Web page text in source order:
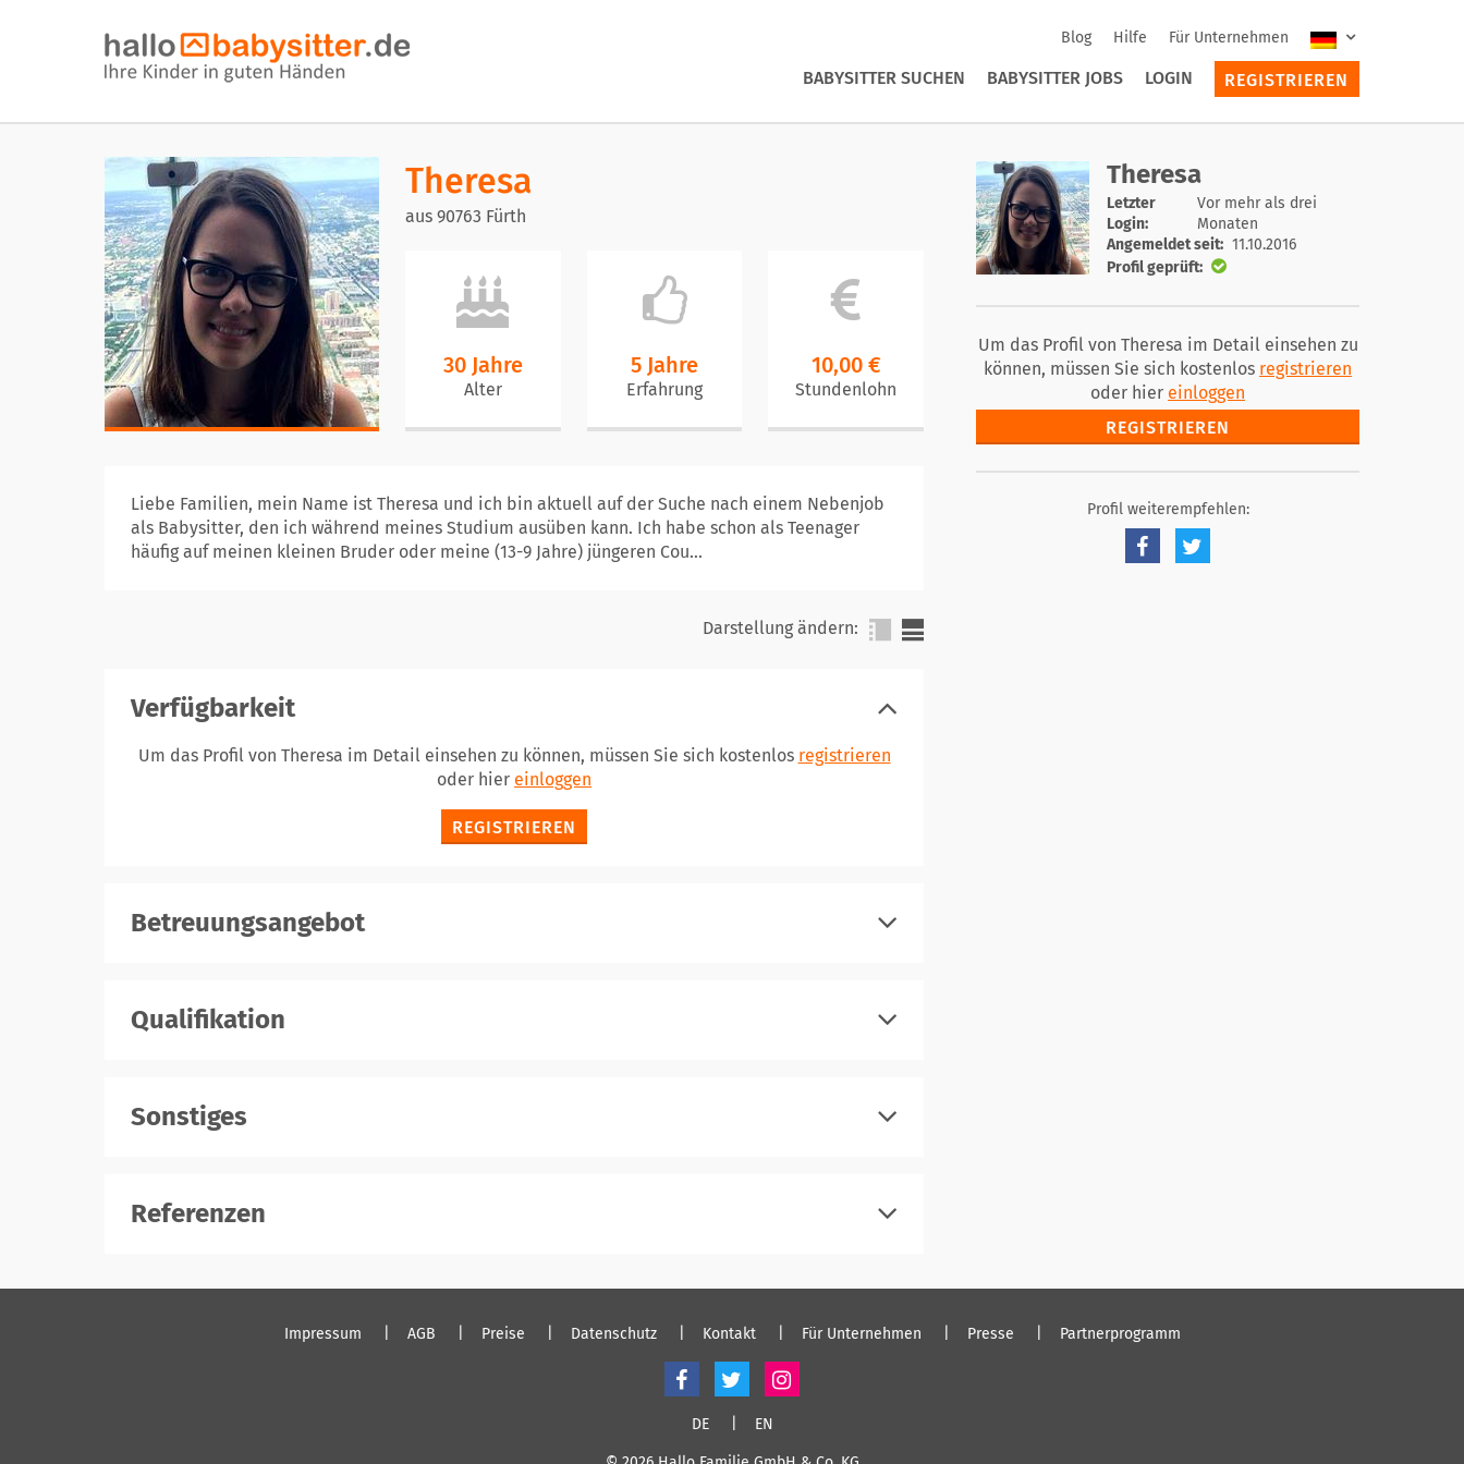
Blog Hilfe Für Unternehmen
BABYSITTER SUCHEN BABYSITTER JOBS LOGIN REGISTRIEREN
Theresa
aus 90763 Fürth
30 Jahre
Alter
5 Jahre
Erfahrung
10,00 €
Stundenlohn
Liebe Familien, mein Name ist Theresa und ich bin aktuell auf der Suche nach einem Nebenjob
als Babysitter, den ich während meines Studium ausüben kann. Ich habe schon als Teenager
häufig auf meinen kleinen Bruder oder meine (13-9 Jahre) jüngeren Cou...
Darstellung ändern:
Verfügbarkeit
Um das Profil von Theresa im Detail einsehen zu können, müssen Sie sich kostenlos registrieren
oder hier einloggen
REGISTRIEREN
Betreuungsangebot
Qualifikation
Sonstiges
Referenzen
einloggen
Theresa
Letzter
Login:
Vor mehr als drei
Monaten
Angemeldet seit: 11.10.2016
Profil geprüft:
Um das Profil von Theresa im Detail einsehen zu
können, müssen Sie sich kostenlos registrieren
oder hier einloggen
REGISTRIEREN
Profil weiterempfehlen:
Impressum AGB Preise Datenschutz Kontakt Für Unternehmen Presse Partnerprogramm
DE EN